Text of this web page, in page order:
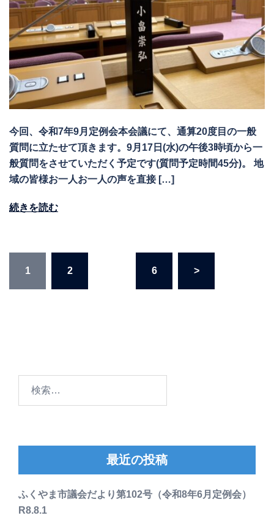
今回、令和7年9月定例会本会議にて、通算20度目の一般
質問に立たせて頂きます。9月17日(水)の午後3時頃から一
般質問をさせていただく予定です(質問予定時間45分)。 地
域の皆様お一人お一人の声を直接 […]
続きを読む
り
1 2 6 >
最近の投稿
ふくやま市議会だより第102号（令和8年6月定例会）
R8.8.1